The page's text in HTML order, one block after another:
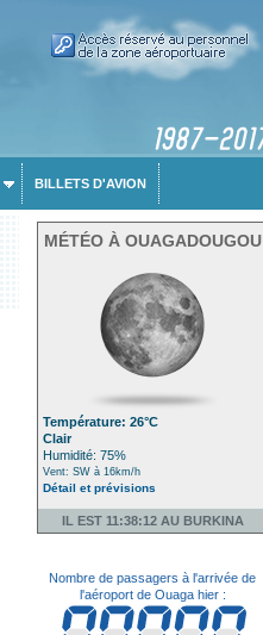
BILLETS D'AVION
MÉTÉO À OUAGADOUGOU
Température: 26°C
Clair
Humidité: 75%
Vent: SW à 16km/h
Détail et prévisions
IL EST 11:38:12 AU BURKINA
Nombre de passagers à l'arrivée de
l'aéroport de Ouaga hier :